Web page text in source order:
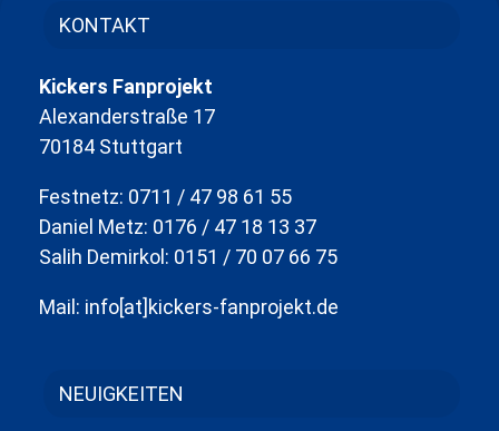
KONTAKT
Kickers Fanprojekt
Alexanderstraße 17
70184 Stuttgart
Festnetz: 0711 / 47 98 61 55
Daniel Metz: 0176 / 47 18 13 37
Salih Demirkol: 0151 / 70 07 66 75
Mail: info[at]kickers-fanprojekt.de
NEUIGKEITEN